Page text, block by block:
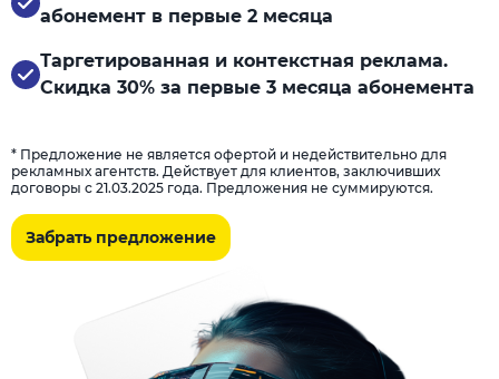
абонемент в первые 2 месяца
Таргетированная и контекстная реклама.
Скидка 30% за первые 3 месяца абонемента
* Предложение не является офертой и недействительно для
рекламных агентств. Действует для клиентов, заключивших
договоры с 21.03.2025 года. Предложения не суммируются.
Забрать предложение